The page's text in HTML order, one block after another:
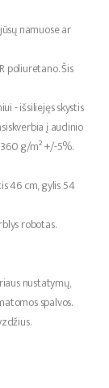
namuose ar
poliuretano. Šis
- išsiliejęs skystis
į audinio
g/m² +/-5%.
46 cm, gylis 54
robotas.
nustatymų,
spalvos.